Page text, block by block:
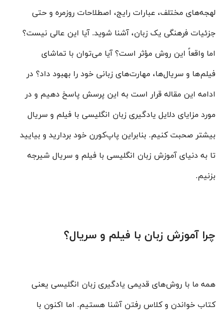
لهجه‌های مختلف، عبارات رایج، اصطلاحات روزمره و حتی
جزئیات فرهنگی یک زبان، آشنا شوید. آیا این عالی نیست؟
اما واقعاً این روش مؤثر است؟ آیا می‌توان با تماشای
فیلم‌ها و سریال‌ها، مهارت‌های زبانی خود را بهبود داد؟ در
ادامه این مقاله قرار است به این پرسش پاسخ دهیم و در
مورد مزایای دلایل یادگیری زبان انگلیسی با فیلم و سریال
بیشتر صحبت کنیم. بنابراین پاپ‌کورن خود بردارید و بیایید
تا به دنیای آموزش زبان انگلیسی با فیلم و سریال شیرجه
بزنیم.
چرا آموزش زبان با فیلم و سریال؟
همه ما با روش‌های قدیمی یادگیری زبان انگلیسی یعنی
کتاب خواندن و کلاس رفتن آشنا هستیم. اما اکنون با